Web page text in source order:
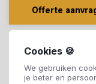
Cookies 🍪
We gebruiken
je beter en
Offerte